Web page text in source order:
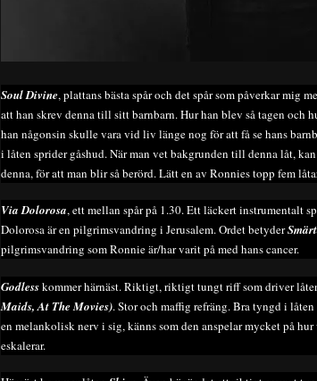
Soul Divine, plattans bästa spår och det spår som påverkar mig
att han skrev denna till sitt barnbarn. Hur han blev så tagen och
han någonsin skulle vara vid liv länge nog för att få se hans
i låten sprider gåshud. När man vet bakgrunden till denna låt,
denna, för att man blir så berörd. Lätt en av Ronnies topp fem
Via Dolorosa, ett mellan spår på 1.30. Ett läckert instrumentalt
Dolorosa är en pilgrimsvandring i Jerusalem. Ordet betyder
pilgrimsvandring som Ronnie är/har varit på med hans cancer.
Godlesskommer härnäst. Riktigt, riktigt tungt riff som driver
Maids, At The Movies). Stor och maffig refräng. Bra tyngd i
en melankolisk nerv i sig, känns som den anspelar mycket på
eskalerar.